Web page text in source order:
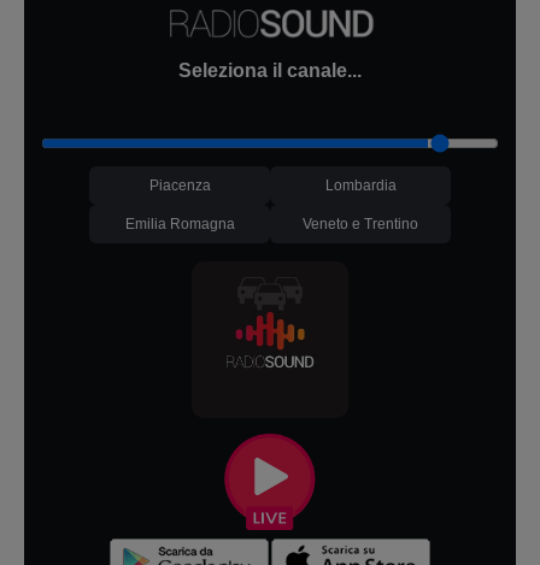
Seleziona il canale...
Piacenza Lombardia
Emilia Romagna Veneto e Trentino